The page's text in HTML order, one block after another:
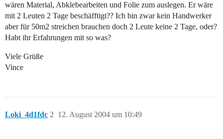
wären Material, Abklebearbeiten und Folie zum auslegen. Er wäre
mit 2 Leuten 2 Tage beschäfftigt?? Ich bin zwar kein Handwerker
aber für 50m2 streichen brauchen doch 2 Leute keine 2 Tage, oder?
Habt ihr Erfahrungen mit so was?
Viele Grüße
Vince
Loki_4d1fdc 12. August 2004 um 10:49
2